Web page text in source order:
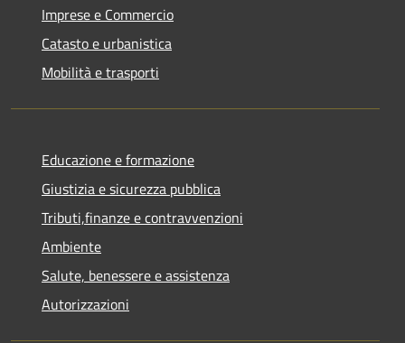
Imprese e Commercio
Catasto e urbanistica
Mobilità e trasporti
Educazione e formazione
Giustizia e sicurezza pubblica
Tributi,finanze e contravvenzioni
Ambiente
Salute, benessere e assistenza
Autorizzazioni